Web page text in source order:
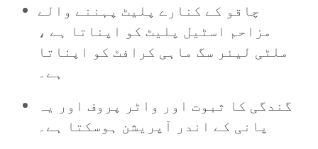
چاقو کے کنارے پلیٹ پہننے والے
مزاحم اسٹیل پلیٹ کو اپناتا ہے ،
ملٹی لیئر سگ ماہی کرافٹ کو اپناتا
ہے۔
گندگی کا ثبوت اور واٹر پروف اور یہ
پانی کے اندر آپریشن ہوسکتا ہے۔